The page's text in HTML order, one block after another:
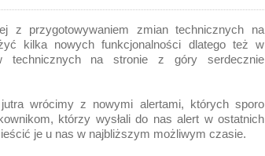
z przygotowywaniem zmian technicznych na
kilka nowych funkcjonalności dlatego też w
technicznych na stronie z góry serdecznie
wrócimy z nowymi alertami, których sporo
którzy wysłali do nas alert w ostatnich
je u nas w najbliższym możliwym czasie.